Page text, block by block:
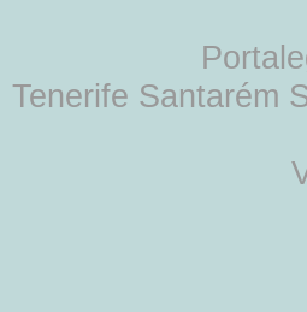
Tenerife Santarém